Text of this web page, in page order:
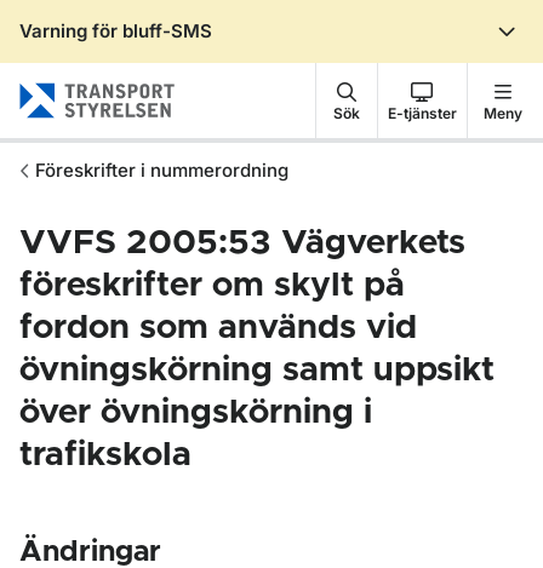
Varning för bluff-SMS
Sök E-tjänster Meny
Föreskrifter i nummerordning
VVFS 2005:53 Vägverkets
föreskrifter om skylt på
fordon som används vid
övningskörning samt uppsikt
över övningskörning i
trafikskola
Ändringar